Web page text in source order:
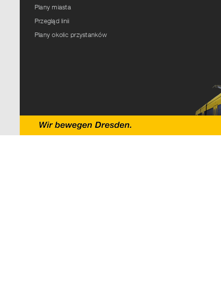
Plany miasta
Przegląd linii
Plany okolic przystanków